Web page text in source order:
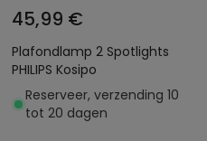
45,99 €
Plafondlamp 2 Spotlights
PHILIPS Kosipo
Reserveer, verzending 10
tot 20 dagen